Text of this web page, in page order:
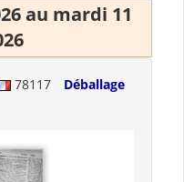
au mardi 11
78117
Déballage